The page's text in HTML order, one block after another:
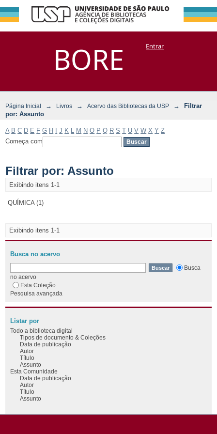
BORE
Filtrar por:
Assunto
DSpace/Manakin + CoriscoEntrar
Página Inicial → Livros → Acervo das Bibliotecas da USP →
Filtrar
por: Assunto
A B C D E F G H J K M N O P Q R S T U V W X Y Z
Começa com
Filtrar por: Assunto
Exibindo itens 1-1
QUÍMICA (1)
Exibindo itens 1-1
Busca no acervo
Busca
no acervo
Esta Coleção
Pesquisa avançada
Listar por
Todo a biblioteca digital
Tipos de documento & Coleções
Data de publicação
Autor
Título
Assunto
Esta Comunidade
Data de publicação
Autor
Título
Assunto